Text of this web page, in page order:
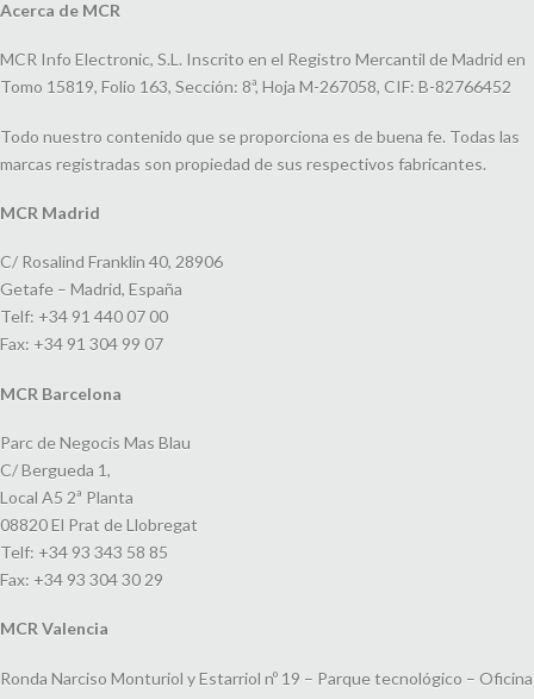
Acerca de MCR
MCR Info Electronic, S.L. Inscrito en el Registro Mercantil de Madrid en
Tomo 15819, Folio 163, Sección: 8ª, Hoja M-267058, CIF: B-82766452
Todo nuestro contenido que se proporciona es de buena fe. Todas las
marcas registradas son propiedad de sus respectivos fabricantes.
MCR Madrid
C/ Rosalind Franklin 40, 28906
Getafe – Madrid, España
Telf: +34 91 440 07 00
Fax: +34 91 304 99 07
MCR Barcelona
Parc de Negocis Mas Blau
C/ Bergueda 1,
Local A5 2ª Planta
08820 El Prat de Llobregat
Telf: +34 93 343 58 85
Fax: +34 93 304 30 29
MCR Valencia
Ronda Narciso Monturiol y Estarriol nº 19 – Parque tecnológico – Oficina